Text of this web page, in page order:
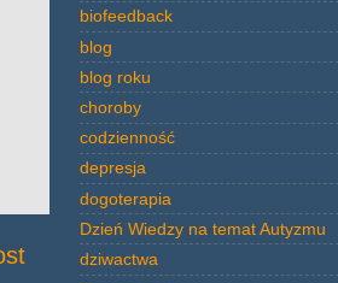
biofeedback
blog
blog roku
choroby
codzienność
depresja
dogoterapia
Dzień Wiedzy na temat Autyzmu
dziwactwa